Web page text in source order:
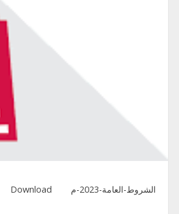
الشروط-العامة-2023-م Download